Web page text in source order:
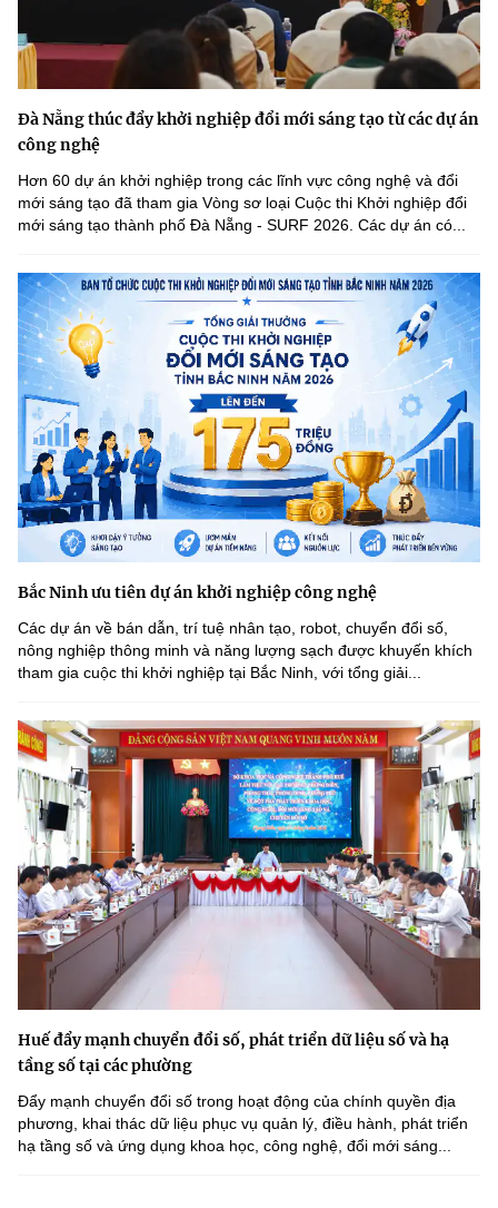
Đà Nẵng thúc đẩy khởi nghiệp đổi mới sáng tạo từ các dự án
công nghệ
Hơn 60 dự án khởi nghiệp trong các lĩnh vực công nghệ và đổi
mới sáng tạo đã tham gia Vòng sơ loại Cuộc thi Khởi nghiệp đổi
mới sáng tạo thành phố Đà Nẵng - SURF 2026. Các dự án có...
Bắc Ninh ưu tiên dự án khởi nghiệp công nghệ
Các dự án về bán dẫn, trí tuệ nhân tạo, robot, chuyển đổi số,
nông nghiệp thông minh và năng lượng sạch được khuyến khích
tham gia cuộc thi khởi nghiệp tại Bắc Ninh, với tổng giải...
Huế đẩy mạnh chuyển đổi số, phát triển dữ liệu số và hạ
tầng số tại các phường
Đẩy mạnh chuyển đổi số trong hoạt động của chính quyền địa
phương, khai thác dữ liệu phục vụ quản lý, điều hành, phát triển
hạ tầng số và ứng dụng khoa học, công nghệ, đổi mới sáng...